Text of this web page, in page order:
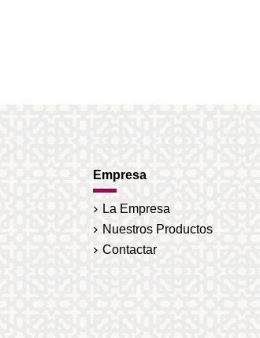
Empresa
La Empresa
Nuestros Productos
Contactar